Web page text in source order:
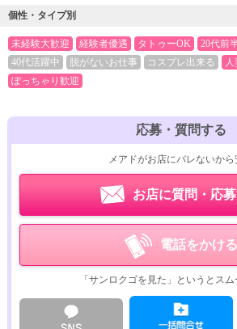
個性・タイプ別
未経験大歓迎 経験者優遇 タトゥーOK 20代前
40代活躍中
脱がないお仕事 コスプレ出来る
ぽっちゃり歓迎
応募・質問する
メアドがお店にバレないから
お店に質問・応
電話をかける
「サンロクゴを見た」というとスム